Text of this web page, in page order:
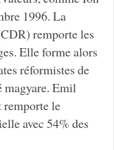
1996. La
remporte les
Elle forme alors
réformistes de
magyare. Emil
remporte le
avec 54% des